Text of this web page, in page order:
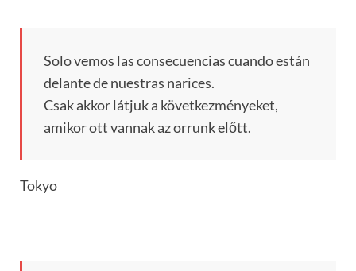
Solo vemos las consecuencias cuando están
delante de nuestras narices.
Csak akkor látjuk a következményeket,
amikor ott vannak az orrunk előtt.
Tokyo